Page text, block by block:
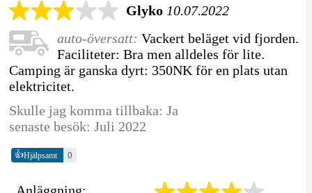
Glyko 10.07.2022
auto-översatt: Vackert beläget vid fjorden.
Faciliteter: Bra men alldeles för lite.
Camping är ganska dyrt: 350NK för en plats utan
elektricitet.
Skulle jag komma tillbaka: Ja
senaste besök: Juli 2022
👍Hjälpsamt 0